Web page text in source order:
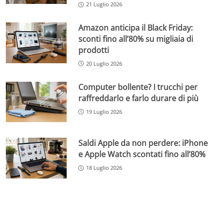
21 Luglio 2026
Amazon anticipa il Black Friday:
sconti fino all’80% su migliaia di
prodotti
20 Luglio 2026
Computer bollente? I trucchi per
raffreddarlo e farlo durare di più
19 Luglio 2026
Saldi Apple da non perdere: iPhone
e Apple Watch scontati fino all’80%
18 Luglio 2026